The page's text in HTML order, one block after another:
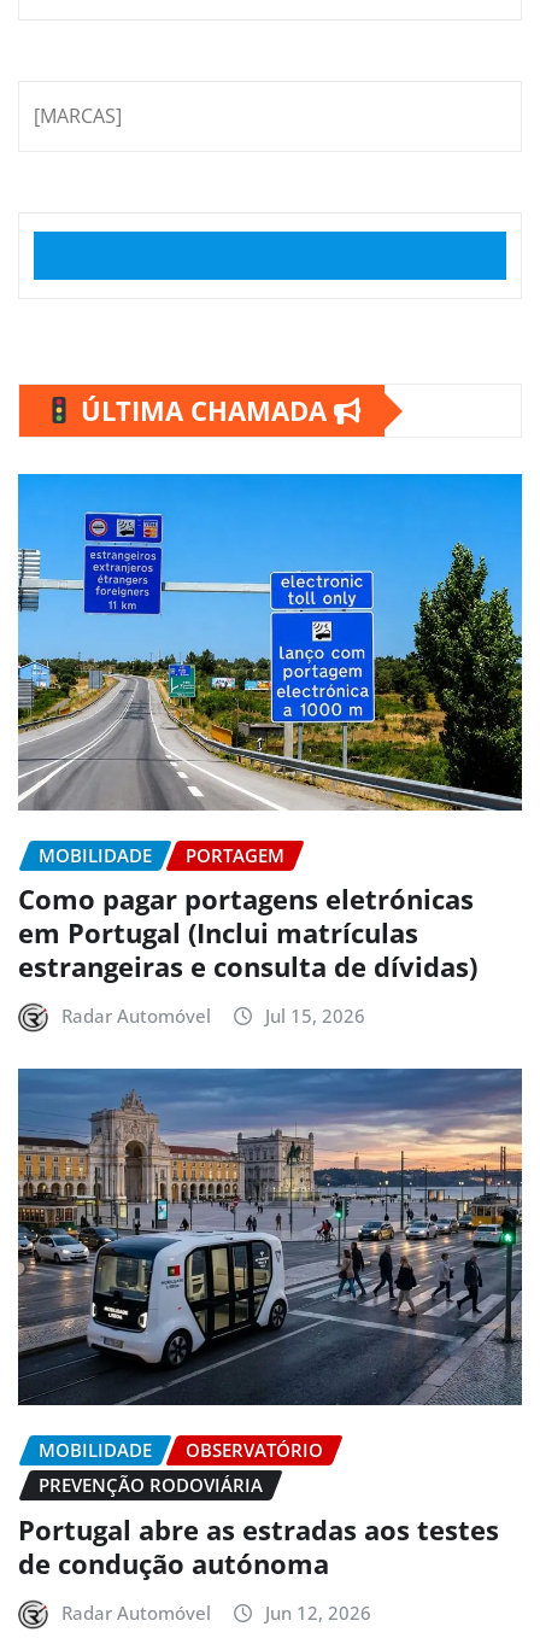
[MARCAS]
ÚLTIMA CHAMADA
MOBILIDADE PORTAGEM
Como pagar portagens eletrónicas
em Portugal (Inclui matrículas
estrangeiras e consulta de dívidas)
Radar Automóvel Jul 15, 2026
MOBILIDADE
OBSERVATÓRIO
PREVENÇÃO RODOVIÁRIA
Portugal abre as estradas aos testes
de condução autónoma
Radar Automóvel Jun 12, 2026